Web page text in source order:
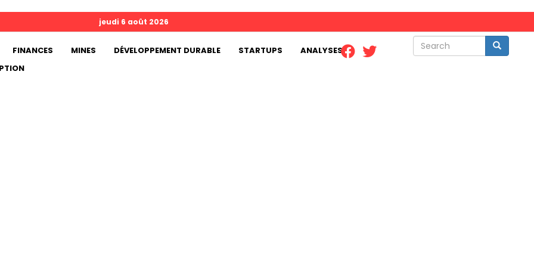
Search Search
jeudi 6 août 2026
FINANCES MINES DÉVELOPPEMENT DURABLE STARTUPS
ANALYSES